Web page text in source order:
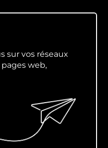
sur vos réseaux
web,